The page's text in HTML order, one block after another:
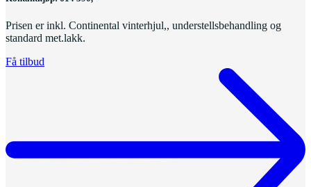
Prisen er inkl. Continental vinterhjul,, understellsbehandling og
standard met.lakk.
Få tilbud